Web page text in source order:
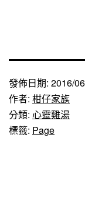
發佈日期: 2016/
作者: 柑仔家族
分類: 心靈雞湯
標籤: Page